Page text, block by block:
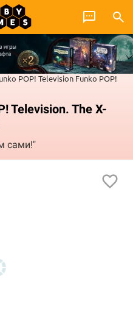
POP! Television Funko POP!
Television. The X-
сами!"